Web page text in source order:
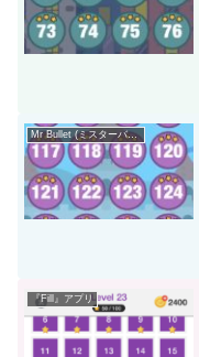
Mr Bullet (ミスターバレット）
『Fill』アプリ